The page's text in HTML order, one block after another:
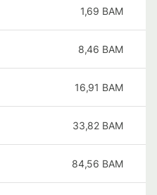
1,69 BAM
8,46 BAM
16,91 BAM
33,82 BAM
84,56 BAM